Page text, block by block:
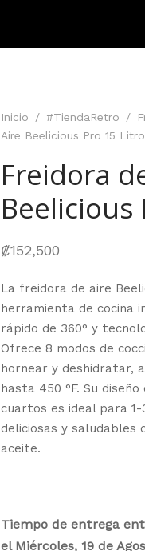
Inicio / #TiendaRetro /
Aire Beelicious Pro 15
Freidora
Beelicious
₡152,500
La freidora de aire
herramienta de cocina
rápido de 360° y
Ofrece 8 modos de
hornear y deshidratar,
hasta 450 °F. Su
cuartos es ideal para 1-
deliciosas y saludables
aceite.
Tiempo de entrega
el Miércoles, 19 de